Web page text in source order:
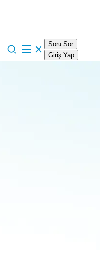
Soru Sor
Giriş Yap